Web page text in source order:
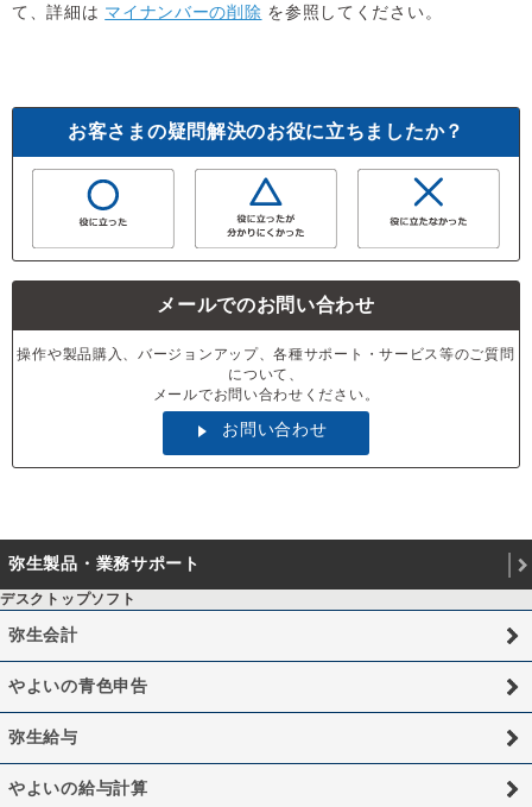
て、詳細は マイナンバーの削除 を参照してください。
お客さまの疑問解決のお役に立ちましたか？
メールでのお問い合わせ
操作や製品購入、バージョンアップ、各種サポート・サービス等のご質問
について、
メールでお問い合わせください。
お問い合わせ
弥生製品・業務サポート
デスクトップソフト
弥生会計
やよいの青色申告
弥生給与
やよいの給与計算